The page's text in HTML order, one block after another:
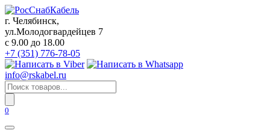
Перейти
к
содержанию
г. Челябинск,
ул.Молодогвардейцев 7
c 9.00 до 18.00
+7 (351) 776-78-05
info@rskabel.ru
Поиск
товаров
0